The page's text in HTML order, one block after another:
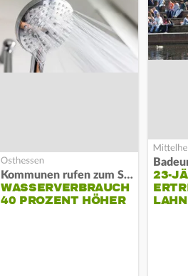
Kommunen rufen zum Sparen auf
WASSERVERBRAUCH
40 PROZENT HÖHER
23-
LAHN